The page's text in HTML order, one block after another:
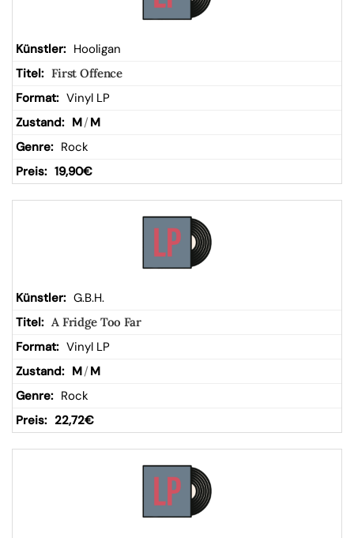
kor
b
Hooligan
First Offence
Vinyl LP
M/ M
Rock
19,90€
G.B.H.
A Fridge Too Far
Vinyl LP
M/ M
Rock
22,72€